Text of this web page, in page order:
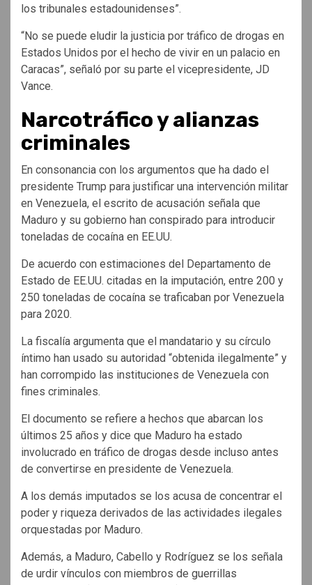
los tribunales estadounidenses”.
“No se puede eludir la justicia por tráfico de drogas en
Estados Unidos por el hecho de vivir en un palacio en
Caracas”, señaló por su parte el vicepresidente, JD
Vance.
Narcotráfico y alianzas
criminales
En consonancia con los argumentos que ha dado el
presidente Trump para justificar una intervención militar
en Venezuela, el escrito de acusación señala que
Maduro y su gobierno han conspirado para introducir
toneladas de cocaína en EE.UU.
De acuerdo con estimaciones del Departamento de
Estado de EE.UU. citadas en la imputación, entre 200 y
250 toneladas de cocaína se traficaban por Venezuela
para 2020.
La fiscalía argumenta que el mandatario y su círculo
íntimo han usado su autoridad “obtenida ilegalmente” y
han corrompido las instituciones de Venezuela con
fines criminales.
El documento se refiere a hechos que abarcan los
últimos 25 años y dice que Maduro ha estado
involucrado en tráfico de drogas desde incluso antes
de convertirse en presidente de Venezuela.
A los demás imputados se los acusa de concentrar el
poder y riqueza derivados de las actividades ilegales
orquestadas por Maduro.
Además, a Maduro, Cabello y Rodríguez se los señala
de urdir vínculos con miembros de guerrillas